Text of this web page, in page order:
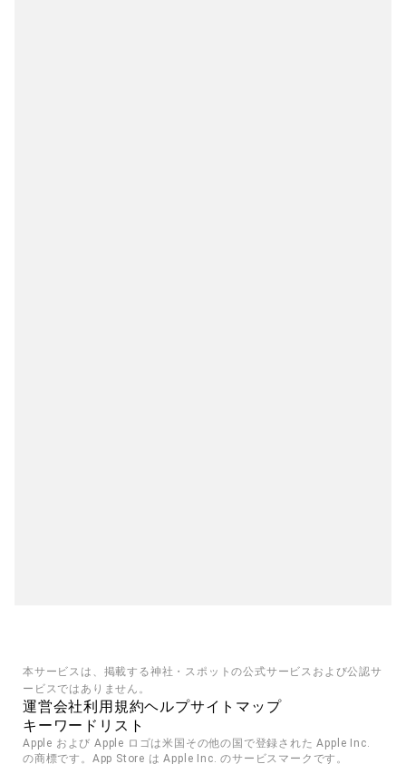
本サービスは、掲載する神社・スポットの公式サービスおよび公認サ
ービスではありません。
運営会社利用規約ヘルプサイトマップ
キーワードリスト
Apple および Apple ロゴは米国その他の国で登録された Apple Inc.
の商標です。App Store は Apple Inc. のサービスマークです。